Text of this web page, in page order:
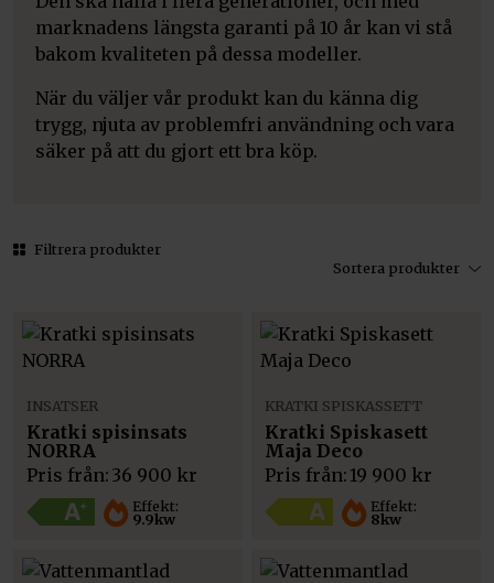
marknadens längsta garanti på 10 år kan vi stå
bakom kvaliteten på dessa modeller.
När du väljer vår produkt kan du känna dig
trygg, njuta av problemfri användning och vara
säker på att du gjort ett bra köp.
Filtrera produkter
Sortera produkter
Effekt:
9.9kw
INSATSER
Kratki spisinsats
NORRA
Pris från: 36 900 kr
Effekt:
8kw
KRATKI SPISKASSETT
Kratki Spiskasett
Maja Deco
Pris från: 19 900 kr